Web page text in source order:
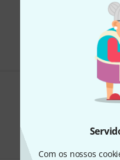
Com os nossos
Frete
Todos